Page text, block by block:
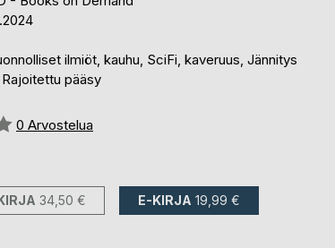
ilmiöt, kauhu, SciFi, kaveruus, Jännitys
pääsy
0 Arvostelua
34,50 € E-KIRJA 19,99 €